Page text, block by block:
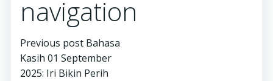
navigation
Previous post Bahasa
Kasih 01 September
2025: Iri Bikin Perih